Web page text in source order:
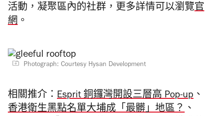
活動，凝聚區內的社群，更多詳情可以瀏覽官
網 。
Photograph: Courtesy Hysan Development
相關推介： Esprit 銅鑼灣開設三層高 Pop-up 、
香港衛生黑點名單大埔成「最髒」地區？ 、